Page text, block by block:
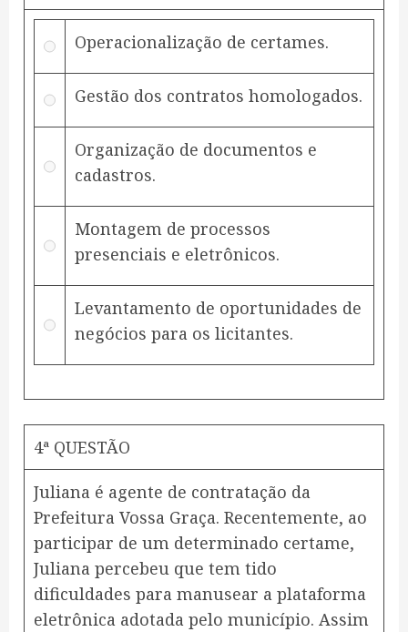
Operacionalização de certames.
Gestão dos contratos homologados.
Organização de documentos e
cadastros.
Montagem de processos
presenciais e eletrônicos.
Levantamento de oportunidades de
negócios para os licitantes.
4ª QUESTÃO
Juliana é agente de contratação da
Prefeitura Vossa Graça. Recentemente, ao
participar de um determinado certame,
Juliana percebeu que tem tido
dificuldades para manusear a plataforma
eletrônica adotada pelo município. Assim